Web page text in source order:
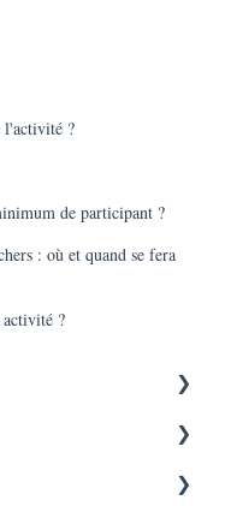
l'activité ?
de participant ?
: où et quand se fera
?
véhicule